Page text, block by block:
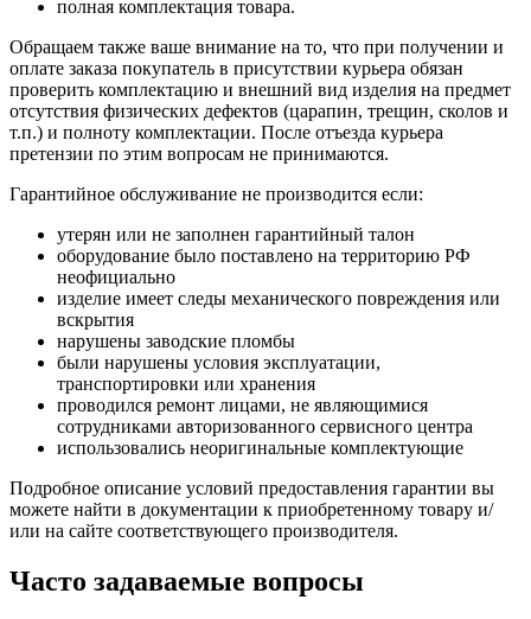
полная комплектация товара.
Обращаем также ваше внимание на то, что при получении и
оплате заказа покупатель в присутствии курьера обязан
проверить комплектацию и внешний вид изделия на предмет
отсутствия физических дефектов (царапин, трещин, сколов и
т.п.) и полноту комплектации. После отъезда курьера
претензии по этим вопросам не принимаются.
Гарантийное обслуживание не производится если:
утерян или не заполнен гарантийный талон
оборудование было поставлено на территорию РФ
неофициально
изделие имеет следы механического повреждения или
вскрытия
нарушены заводские пломбы
были нарушены условия эксплуатации,
транспортировки или хранения
проводился ремонт лицами, не являющимися
сотрудниками авторизованного сервисного центра
использовались неоригинальные комплектующие
Подробное описание условий предоставления гарантии вы
можете найти в документации к приобретенному товару и/
или на сайте соответствующего производителя.
Часто задаваемые вопросы